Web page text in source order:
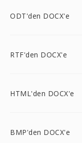
ODT'den DOCX'e
RTF'den DOCX'e
HTML'den DOCX'e
BMP'den DOCX'e